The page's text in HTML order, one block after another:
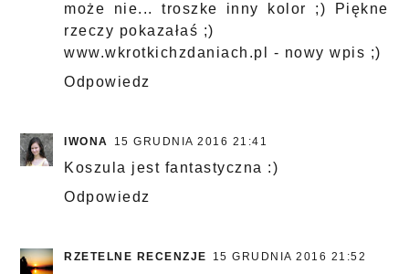
może nie... troszke inny kolor ;) Piękne
rzeczy pokazałaś ;)
www.wkrotkichzdaniach.pl - nowy wpis ;)
Odpowiedz
IWONA 15 GRUDNIA 2016 21:41
Koszula jest fantastyczna :)
Odpowiedz
RZETELNE RECENZJE 15 GRUDNIA 2016 21:52